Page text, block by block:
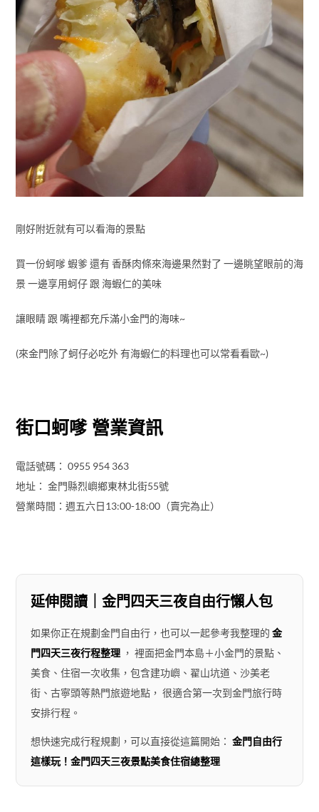
剛好附近就有可以看海的景點
買一份蚵嗲 蝦爹 還有 香酥肉條來海邊果然對了 一邊眺望眼前的海
景 一邊享用蚵仔 跟 海蝦仁的美味
讓眼睛 跟 嘴裡都充斥滿小金門的海味~
(來金門除了蚵仔必吃外 有海蝦仁的料理也可以常看看歐~)
街口蚵嗲 營業資訊
電話號碼： 0955 954 363
地址： 金門縣烈嶼鄉東林北街55號
營業時間：週五六日13:00-18:00（賣完為止）
延伸閱讀｜金門四天三夜自由行懶人包
如果你正在規劃金門自由行，也可以一起參考我整理的 金
門四天三夜行程整理 ， 裡面把金門本島＋小金門的景點、
美食、住宿一次收集，包含建功嶼、翟山坑道、沙美老
街、古寧頭等熱門旅遊地點， 很適合第一次到金門旅行時
安排行程。
想快速完成行程規劃，可以直接從這篇開始： 金門自由行
這樣玩！金門四天三夜景點美食住宿總整理